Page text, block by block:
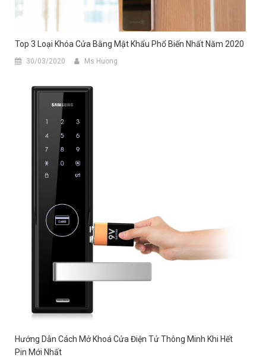
Top 3 Loại Khóa Cửa Bằng Mật Khẩu Phổ Biến Nhất Năm 2020
30/03/2020 Ms Huong
Hướng Dẫn Cách Mở Khoá Cửa Điện Tử Thông Minh Khi Hết
Pin Mới Nhất